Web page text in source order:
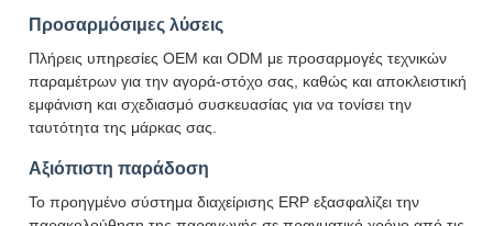
Προσαρμόσιμες λύσεις
Πλήρεις υπηρεσίες OEM και ODM με προσαρμογές τεχνικών
παραμέτρων για την αγορά-στόχο σας, καθώς και αποκλειστική
εμφάνιση και σχεδιασμό συσκευασίας για να τονίσει την
ταυτότητα της μάρκας σας.
Αξιόπιστη παράδοση
Το προηγμένο σύστημα διαχείρισης ERP εξασφαλίζει την